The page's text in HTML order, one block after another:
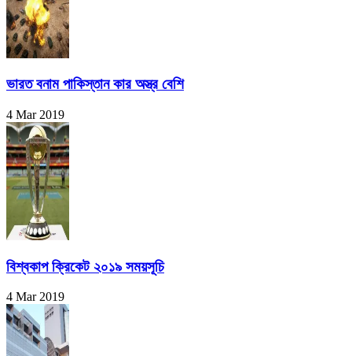
ভারত বনাম পাকিস্তান কার অস্ত্র বেশি
4 Mar 2019
বিশ্বকাপ ক্রিকেট ২০১৯ সময়সূচি
4 Mar 2019